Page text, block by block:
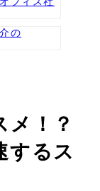
メ！？
するス